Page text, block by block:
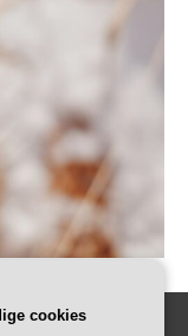
cookies